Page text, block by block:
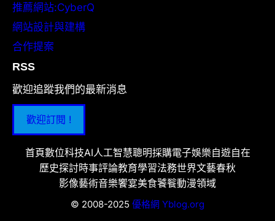
推薦網站:CyberQ
網站設計與建構
合作提案
RSS
歡迎追蹤我們的最新消息
歡迎訂閱 !
首頁數位科技AI人工智慧聰明採購電子娛樂自遊自在
歷史探討時事評論教育學習法務世界文藝春秋
影像藝術音樂饗宴美食饕餮動漫領域
© 2008-2025 優格網 Yblog.org